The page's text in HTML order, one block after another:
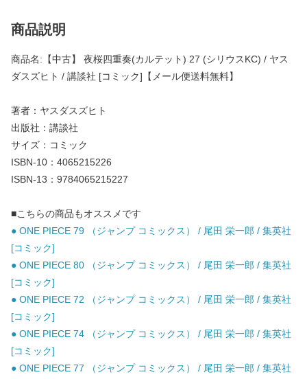
商品説明
商品名:【中古】 夜桜四重奏(カルテット) 27 (シリウスKC) / ヤス
ダスズヒト / 講談社 [コミック]【メール便送料無料】
著者：ヤスダスズヒト
出版社：講談社
サイズ：コミック
ISBN-10：4065215226
ISBN-13：9784065215227
■こちらの商品もオススメです
● ONE PIECE 79 （ジャンプ コミックス） / 尾田 栄一郎 / 集英社
[コミック]
● ONE PIECE 80 （ジャンプ コミックス） / 尾田 栄一郎 / 集英社
[コミック]
● ONE PIECE 72 （ジャンプ コミックス） / 尾田 栄一郎 / 集英社
[コミック]
● ONE PIECE 74 （ジャンプ コミックス） / 尾田 栄一郎 / 集英社
[コミック]
● ONE PIECE 77 （ジャンプ コミックス） / 尾田 栄一郎 / 集英社